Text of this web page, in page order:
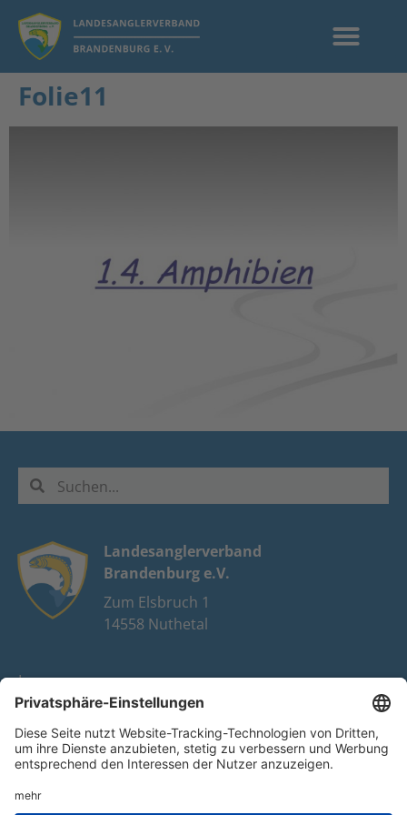
Folie11
Landesanglerverband
Brandenburg e.V.
Zum Elsbruch 1
14558 Nuthetal
Impressum
Datenschutz
FAQ